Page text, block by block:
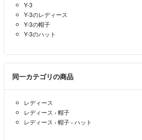
Y-3
Y-3のレディース
Y-3の帽子
Y-3のハット
同一カテゴリの商品
レディース
レディース › 帽子
レディース › 帽子 › ハット